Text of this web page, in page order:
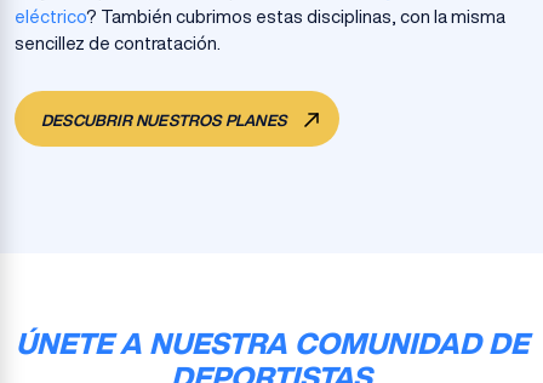
eléctrico? También cubrimos estas disciplinas, con la misma
sencillez de contratación.
DESCUBRIR NUESTROS PLANES
ÚNETE A NUESTRA COMUNIDAD DE
DEPORTISTAS